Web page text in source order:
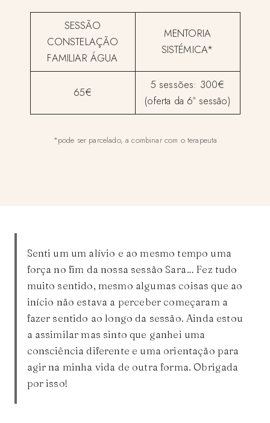
SESSÃO
CONSTELAÇÃO
FAMILIAR ÁGUA
MENTORIA
SISTÉMICA*
65€
5 sessões: 300€
(oferta da 6ª sessão)
*pode ser parcelado, a combinar com o terapeuta
Senti um um alívio e ao mesmo tempo uma
força no fim da nossa sessão Sara… Fez tudo
muito sentido, mesmo algumas coisas que ao
início não estava a perceber começaram a
fazer sentido ao longo da sessão. Ainda estou
a assimilar mas sinto que ganhei uma
consciência diferente e uma orientação para
agir na minha vida de outra forma. Obrigada
por isso!